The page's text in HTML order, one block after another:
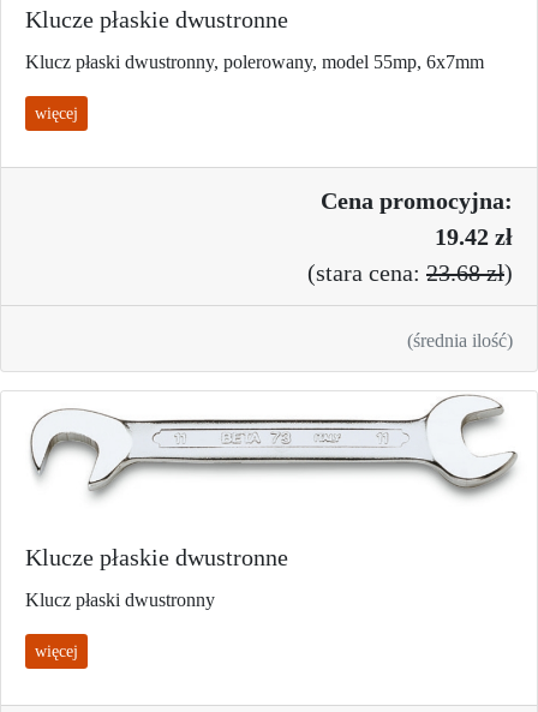
Klucze płaskie dwustronne
Klucz płaski dwustronny, polerowany, model 55mp, 6x7mm
więcej
Cena promocyjna:
19.42 zł
(stara cena: 23.68 zł)
(średnia ilość)
Klucze płaskie dwustronne
Klucz płaski dwustronny
więcej